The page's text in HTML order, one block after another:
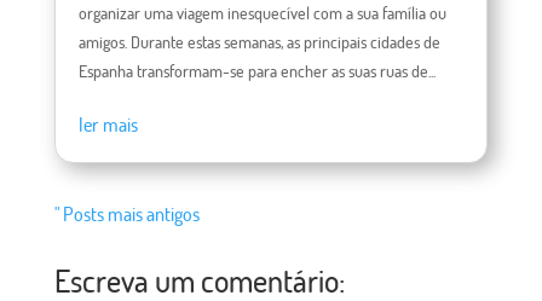
organizar uma viagem inesquecível com a sua família ou
amigos. Durante estas semanas, as principais cidades de
Espanha transformam-se para encher as suas ruas de...
ler mais
" Posts mais antigos
Escreva um comentário: